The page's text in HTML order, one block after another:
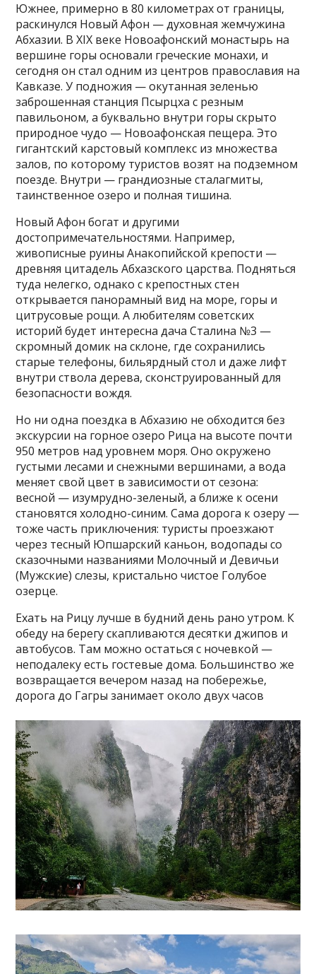
Южнее, примерно в 80 километрах от границы,
раскинулся Новый Афон — духовная жемчужина
Абхазии. В XIX веке Новоафонский монастырь на
вершине горы основали греческие монахи, и
сегодня он стал одним из центров православия на
Кавказе. У подножия — окутанная зеленью
заброшенная станция Псырцха с резным
павильоном, а буквально внутри горы скрыто
природное чудо — Новоафонская пещера. Это
гигантский карстовый комплекс из множества
залов, по которому туристов возят на подземном
поезде. Внутри — грандиозные сталагмиты,
таинственное озеро и полная тишина.
Новый Афон богат и другими
достопримечательностями. Например,
живописные руины Анакопийской крепости —
древняя цитадель Абхазского царства. Подняться
туда нелегко, однако с крепостных стен
открывается панорамный вид на море, горы и
цитрусовые рощи. А любителям советских
историй будет интересна дача Сталина №3 —
скромный домик на склоне, где сохранились
старые телефоны, бильярдный стол и даже лифт
внутри ствола дерева, сконструированный для
безопасности вождя.
Но ни одна поездка в Абхазию не обходится без
экскурсии на горное озеро Рица на высоте почти
950 метров над уровнем моря. Оно окружено
густыми лесами и снежными вершинами, а вода
меняет свой цвет в зависимости от сезона:
весной — изумрудно-зеленый, а ближе к осени
становятся холодно-синим. Сама дорога к озеру —
тоже часть приключения: туристы проезжают
через тесный Юпшарский каньон, водопады со
сказочными названиями Молочный и Девичьи
(Мужские) слезы, кристально чистое Голубое
озерце.
Ехать на Рицу лучше в будний день рано утром. К
обеду на берегу скапливаются десятки джипов и
автобусов. Там можно остаться с ночевкой —
неподалеку есть гостевые дома. Большинство же
возвращается вечером назад на побережье,
дорога до Гагры занимает около двух часов